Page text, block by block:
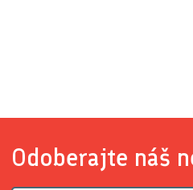
Odoberajte náš